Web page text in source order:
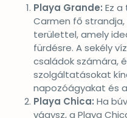
Playa Grande: Ez
Carmen fő
területtel, amely
fürdésre. A sekély
családok számára,
szolgáltatásokat
napozóágyakat és
Playa Chica: Ha
vágysz, a Playa